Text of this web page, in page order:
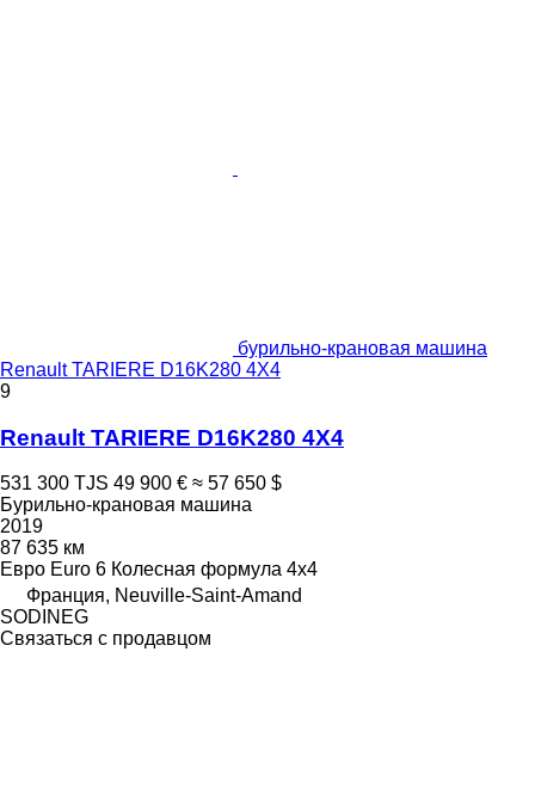
бурильно-крановая машина
Renault TARIERE D16K280 4X4
9
Renault TARIERE D16K280 4X4
531 300 TJS 49 900 € ≈ 57 650 $
Бурильно-крановая машина
2019
87 635 км
Евро Euro 6 Колесная формула 4x4
Франция, Neuville-Saint-Amand
SODINEG
Связаться с продавцом